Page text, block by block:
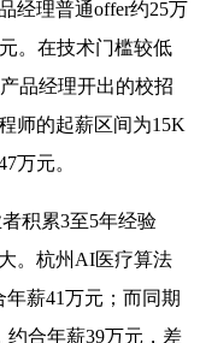
经理普通offer约25万
。在技术门槛较低
品经理开出的校招
师的起薪区间为15K
万元。
积累3至5年经验
。杭州AI医疗算法
薪41万元；而同期
约合年薪39万元，差